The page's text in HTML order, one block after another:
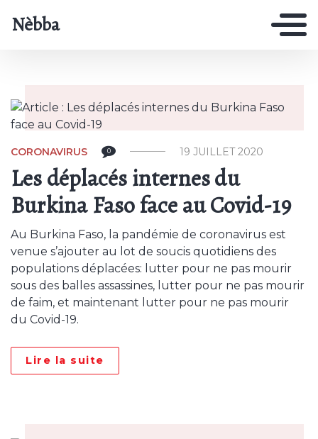
Nèbba
CORONAVIRUS 0 19 JUILLET 2020
Les déplacés internes du
Burkina Faso face au Covid-19
Au Burkina Faso, la pandémie de coronavirus est
venue s’ajouter au lot de soucis quotidiens des
populations déplacées: lutter pour ne pas mourir
sous des balles assassines, lutter pour ne pas mourir
de faim, et maintenant lutter pour ne pas mourir
du Covid-19.
Lire la suite